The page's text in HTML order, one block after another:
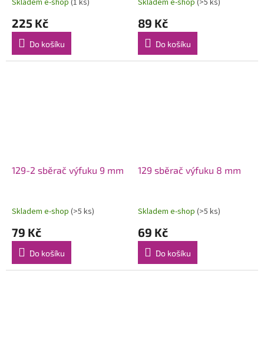
225 Kč
Do košíku
89 Kč
Do košíku
129-2 sběrač výfuku 9 mm
Skladem e-shop (>5 ks)
79 Kč
Do košíku
129 sběrač výfuku 8 mm
Skladem e-shop (>5 ks)
69 Kč
Do košíku